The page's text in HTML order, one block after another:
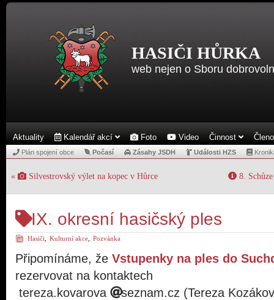
HASIČI HŮRKA
web nejen o Sboru
Aktuality Kalendář akcí Foto Video Činnost
Plán spojení obce Počasí Zásahy JSDH Události HZS
« Silvestrovský výlet na kopec v Hůrce 8.
IX. okresní hasičský ples
Hasiči Kulturní akce Pozvánka
Připomínáme, že Vstupenky na ples do
rezervovat na kontaktech
tereza.kovarova
seznam.cz (Tereza